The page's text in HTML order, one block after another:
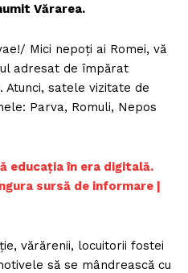
Vărarea.
Mici nepoți ai Romei, vă
adresat de împărat
Atunci, satele vizitate de
Parva, Romuli, Nepos
educația în era digitală.
sursă de informare |
vărărenii, locuitorii fostei
să se mândrească cu